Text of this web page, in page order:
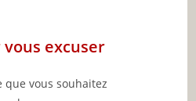
excuser
que vous souhaitez